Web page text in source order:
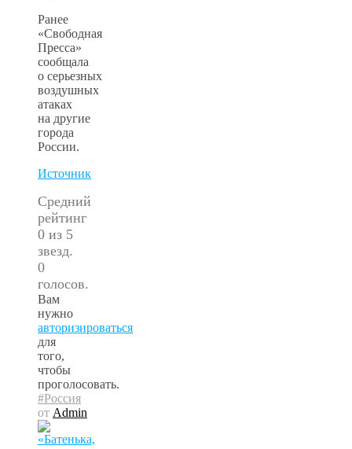
Ранее
«Свободная
Пресса»
сообщала
о серьезных
воздушных
атаках
на другие
города
России.
Источник
Средний
рейтинг
0 из 5
звезд.
0
голосов.
Вам
нужно
авторизироваться
для
того,
чтобы
проголосовать.
#Россия
от Admin